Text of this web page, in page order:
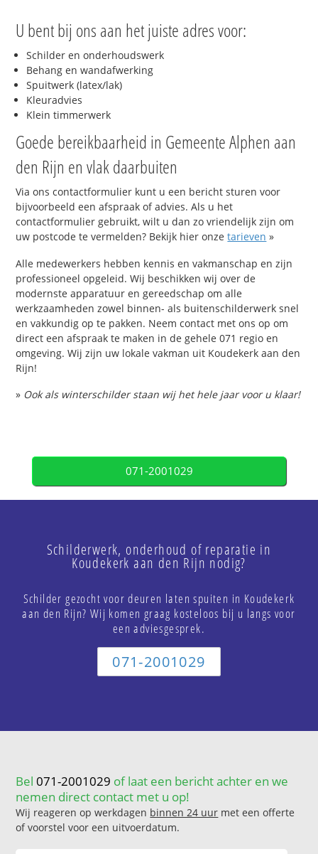
U bent bij ons aan het juiste adres voor:
Schilder en onderhoudswerk
Behang en wandafwerking
Spuitwerk (latex/lak)
Kleuradvies
Klein timmerwerk
Goede bereikbaarheid in Gemeente Alphen aan
den Rijn en vlak daarbuiten
Via ons contactformulier kunt u een bericht sturen voor
bijvoorbeeld een afspraak of advies. Als u het
contactformulier gebruikt, wilt u dan zo vriendelijk zijn om
uw postcode te vermelden? Bekijk hier onzetarieven »
Alle medewerkers hebben kennis en vakmanschap en zijn
professioneel opgeleid. Wij beschikken wij over de
modernste apparatuur en gereedschap om alle
werkzaamheden zowel binnen- als buitenschilderwerk snel
en vakkundig op te pakken. Neem contact met ons op om
direct een afspraak te maken in de gehele 071 regio en
omgeving. Wij zijn uw lokale vakman uit Koudekerk aan den
Rijn!
» Ook als winterschilder staan wij het hele jaar voor u klaar!
071-2001029
Schilderwerk, onderhoud of reparatie in
Koudekerk aan den Rijn nodig?
Schilder gezocht voor deuren laten spuiten in Koudekerk
aan den Rijn? Wij komen graag kosteloos bij u langs voor
een adviesgesprek.
071-2001029
Bel071-2001029 of laat een bericht achter en we
nemen direct contact met u op!
Wij reageren op werkdagen binnen 24 uur met een offerte
of voorstel voor een uitvoerdatum.